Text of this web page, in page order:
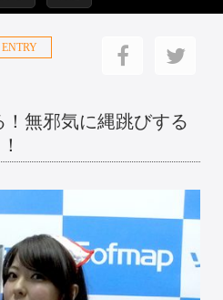
無邪気に縄跳びする